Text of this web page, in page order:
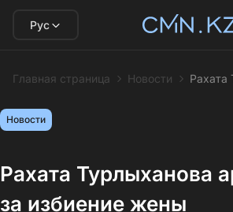
Рус
Главная страница Новости Рахата
Новости
Рахата Турлыханова
за избиение жены